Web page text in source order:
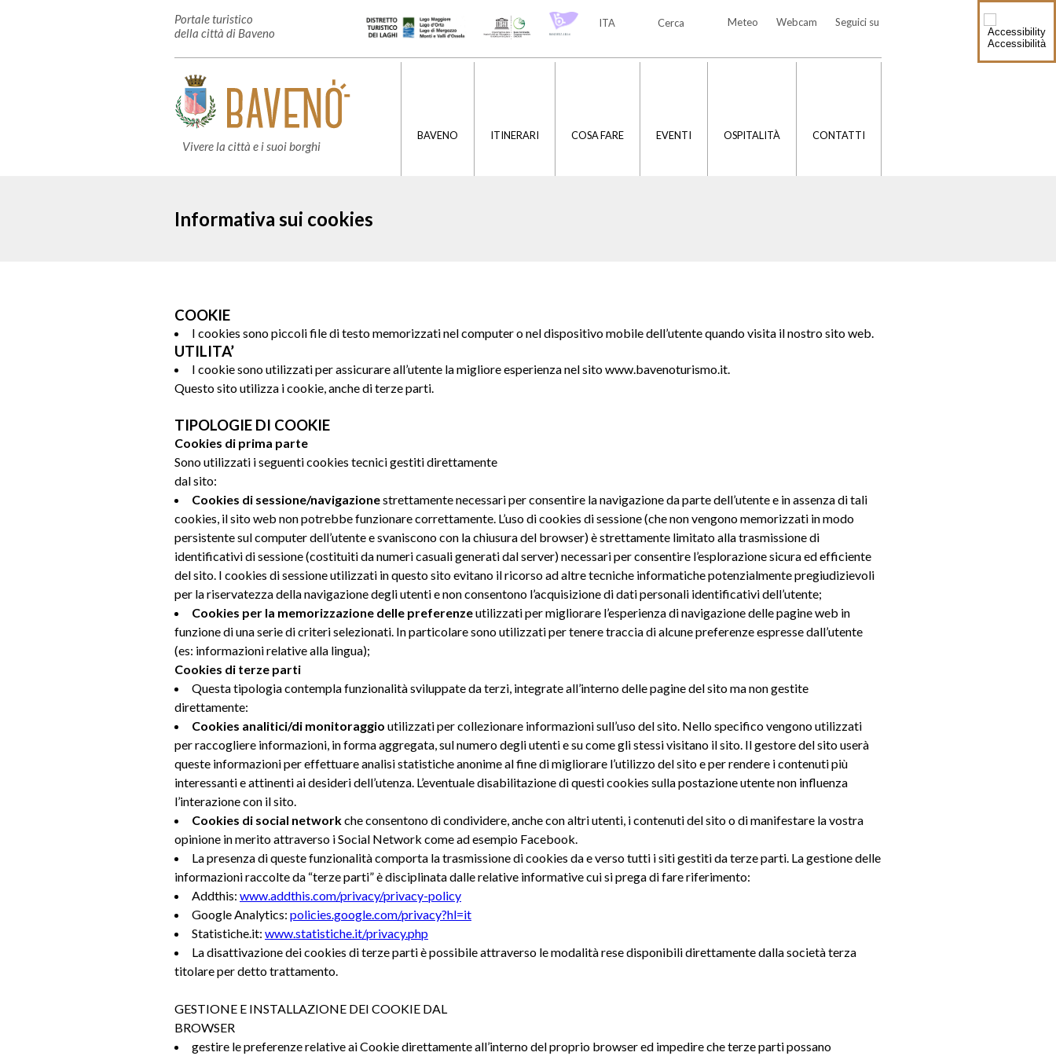
Accessibilità
Portale turistico
della città di Baveno
Seguici su
Webcam
Meteo
Cerca
ITA
Vivere la città e i suoi borghi
BAVENO ITINERARI COSA FARE EVENTI OSPITALITÀ CONTATTI
Informativa sui cookies
COOKIE
I cookies sono piccoli file di testo memorizzati nel computer o nel dispositivo mobile dell’utente quando visita il nostro sito web.
UTILITA’
I cookie sono utilizzati per assicurare all’utente la migliore esperienza nel sito www.bavenoturismo.it.
Questo sito utilizza i cookie, anche di terze parti.
TIPOLOGIE DI COOKIE
Cookies di prima parte
Sono utilizzati i seguenti cookies tecnici gestiti direttamente
dal sito:
Cookies di sessione/navigazionestrettamente necessari per consentire la navigazione da parte dell’utente e in assenza di tali
cookies, il sito web non potrebbe funzionare correttamente. L’uso di cookies di sessione (che non vengono memorizzati in modo
persistente sul computer dell’utente e svaniscono con la chiusura del browser) è strettamente limitato alla trasmissione di
identificativi di sessione (costituiti da numeri casuali generati dal server) necessari per consentire l’esplorazione sicura ed efficiente
del sito. I cookies di sessione utilizzati in questo sito evitano il ricorso ad altre tecniche informatiche potenzialmente pregiudizievoli
per la riservatezza della navigazione degli utenti e non consentono l’acquisizione di dati personali identificativi dell’utente;
Cookies per la memorizzazione delle preferenzeutilizzati per migliorare l’esperienza di navigazione delle pagine web in
funzione di una serie di criteri selezionati. In particolare sono utilizzati per tenere traccia di alcune preferenze espresse dall’utente
(es: informazioni relative alla lingua);
Cookies di terze parti
Questa tipologia contempla funzionalità sviluppate da terzi, integrate all’interno delle pagine del sito ma non gestite
direttamente:
Cookies analitici/di monitoraggio utilizzati per collezionare informazioni sull’uso del sito. Nello specifico vengono utilizzati
per raccogliere informazioni, in forma aggregata, sul numero degli utenti e su come gli stessi visitano il sito. Il gestore del sito userà
queste informazioni per effettuare analisi statistiche anonime al fine di migliorare l’utilizzo del sito e per rendere i contenuti più
interessanti e attinenti ai desideri dell’utenza. L’eventuale disabilitazione di questi cookies sulla postazione utente non influenza
l’interazione con il sito.
Cookies di social networkche consentono di condividere, anche con altri utenti, i contenuti del sito o di manifestare la vostra
opinione in merito attraverso i Social Network come ad esempio Facebook.
La presenza di queste funzionalità comporta la trasmissione di cookies da e verso tutti i siti gestiti da terze parti. La gestione delle
informazioni raccolte da “terze parti” è disciplinata dalle relative informative cui si prega di fare riferimento:
Addthis: www.addthis.com/privacy/privacy-policy
Google Analytics: policies.google.com/privacy?hl=it
Statistiche.it: www.statistiche.it/privacy.php
La disattivazione dei cookies di terze parti è possibile attraverso le modalità rese disponibili direttamente dalla società terza
titolare per detto trattamento.
GESTIONE E INSTALLAZIONE DEI COOKIE DAL
BROWSER
gestire le preferenze relative ai Cookie direttamente all’interno del proprio browser ed impedire che terze parti possano